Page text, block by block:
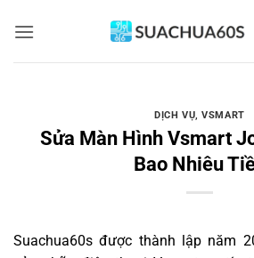
qua
DỊCH VỤ,VSMART
Sửa Màn Hình Vsmart
Bao Nhiêu
Suachua60s được thành lập năm